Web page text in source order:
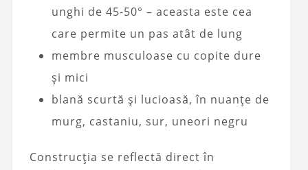
unghi de 45-50° – aceasta este cea
care permite un pas atât de lung
membre musculoase cu copite dure
și mici
blană scurtă și lucioasă, în nuanțe de
murg, castaniu, sur, uneori negru
Construcția se reflectă direct în